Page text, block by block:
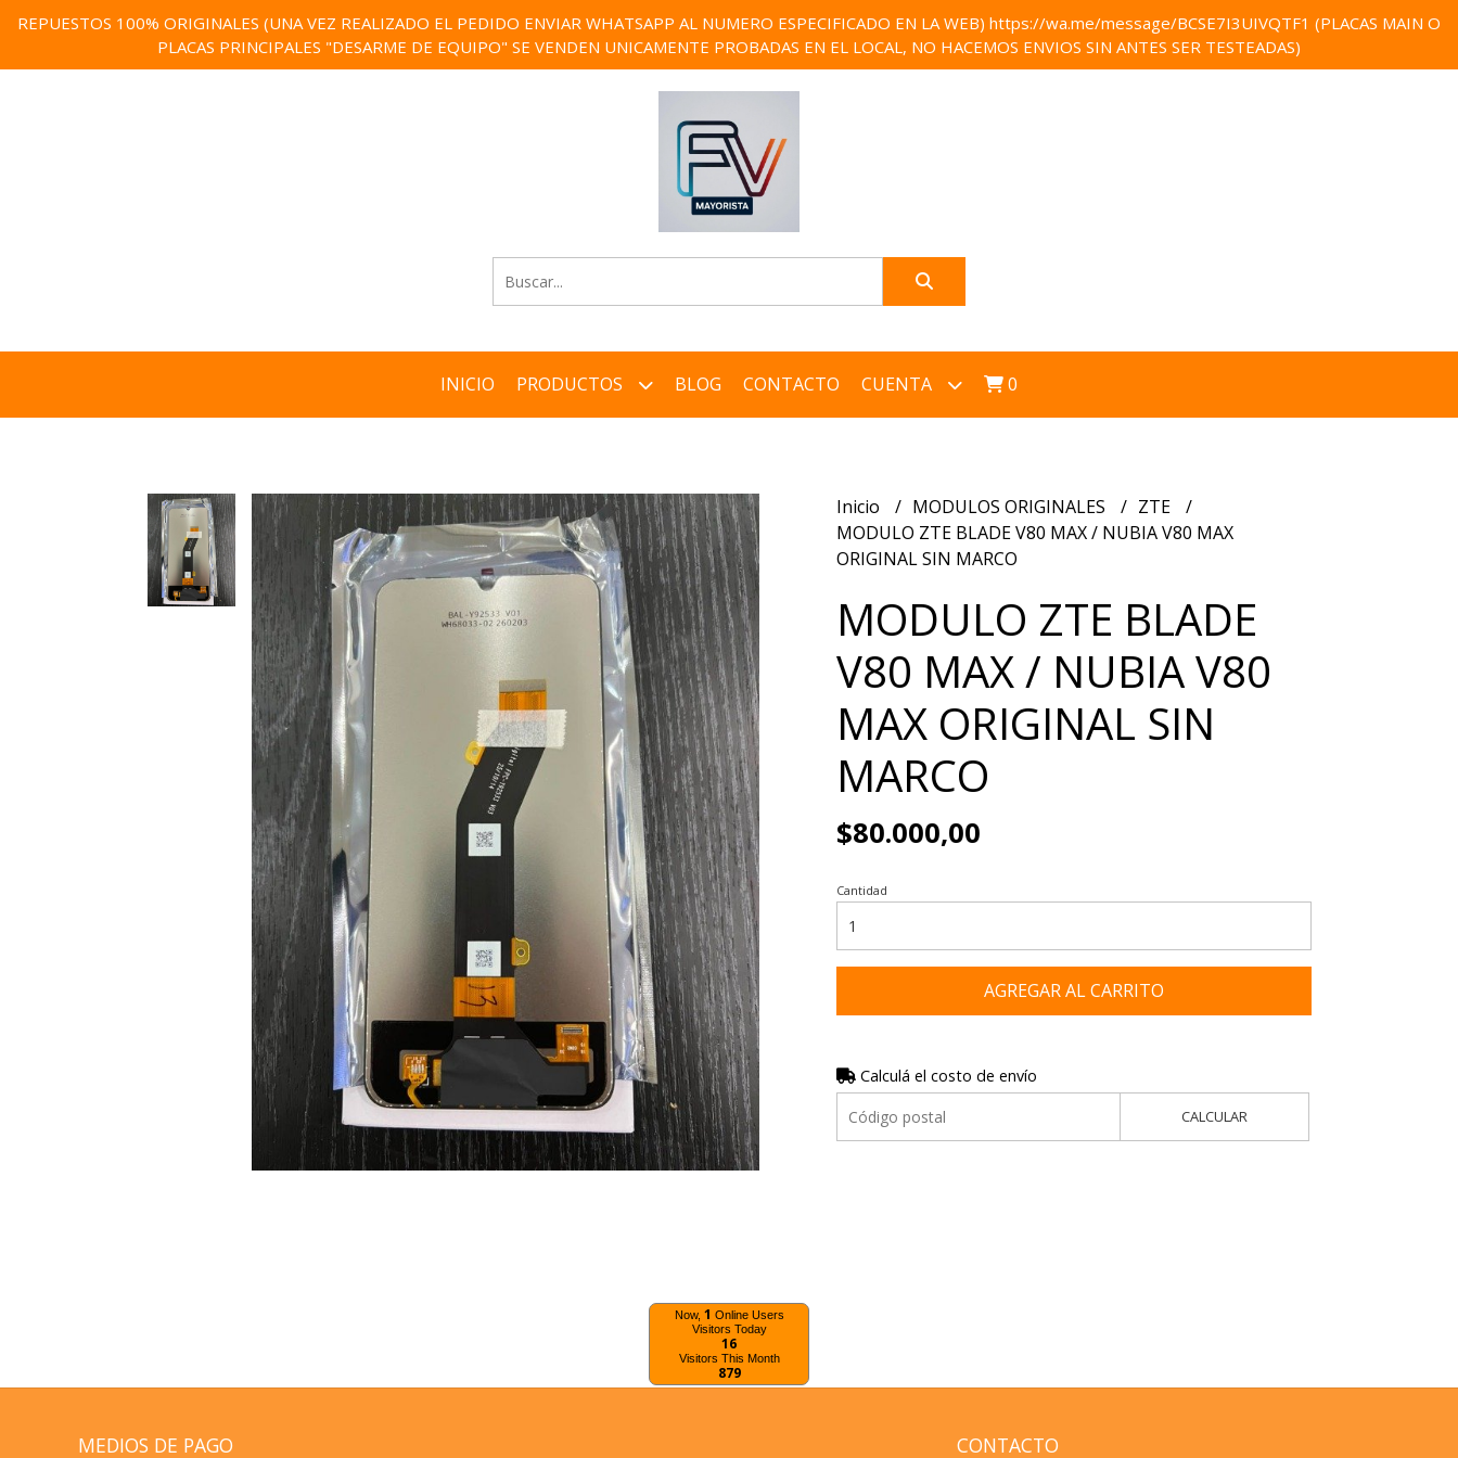
REPUESTOS 100% ORIGINALES (UNA VEZ REALIZADO EL PEDIDO ENVIAR WHATSAPP AL NUMERO ESPECIFICADO EN LA WEB) https://wa.me/message/BCSE7I3UIVQTF1 (PLACAS MAIN O
PLACAS PRINCIPALES "DESARME DE EQUIPO" SE VENDEN UNICAMENTE PROBADAS EN EL LOCAL, NO HACEMOS ENVIOS SIN ANTES SER TESTEADAS)
INICIO PRODUCTOS BLOG CONTACTO CUENTA 0
Inicio MODULOS ORIGINALES
ZTE
MODULO ZTE BLADE V80 MAX / NUBIA V80 MAX
ORIGINAL SIN MARCO
MODULO ZTE BLADE
V80 MAX / NUBIA V80
MAX ORIGINAL SIN
MARCO
$80.000,00
Cantidad
AGREGAR AL CARRITO
Calculá el costo de envío
CALCULAR
Now, 1 Online Users
Visitors Today
16
Visitors This Month
879
MEDIOS DE PAGO CONTACTO